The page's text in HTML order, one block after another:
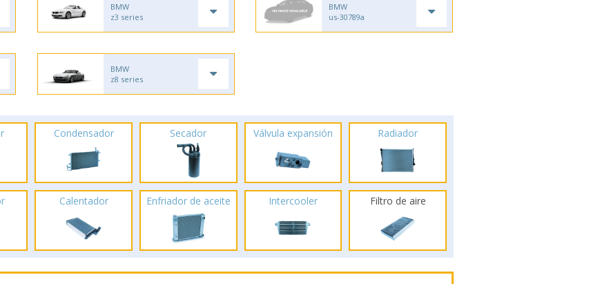
BMW
z3 series
BMW
us-30789a
BMW
z8 series
Condensador Secador Válvula expansión Radiador
Calentador Enfriador de aceite Intercooler Filtro de aire